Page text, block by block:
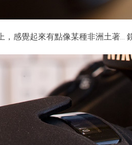
，感覺起來有點像某種非洲土著…